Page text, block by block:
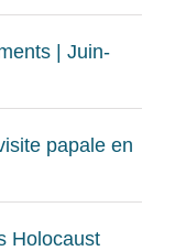
| Juin-
papale en
Holocaust